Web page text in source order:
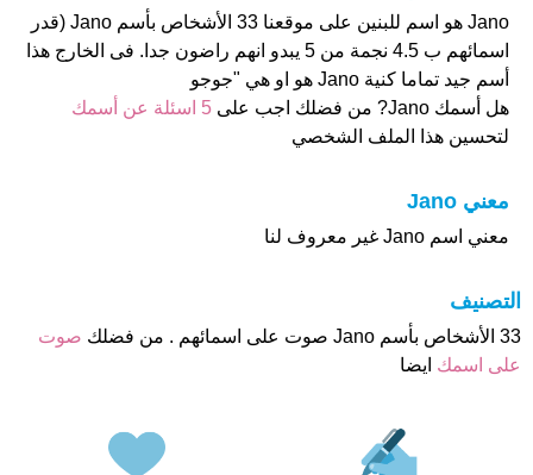
Jano هو اسم للبنين على موقعنا 33 الأشخاص بأسم Jano (قدر
اسمائهم ب 4.5 نجمة من 5 يبدو انهم راضون جدا. فى الخارج هذا
أسم جيد تماما كنية Jano هو او هي "جوجو
هل أسمك Jano? من فضلك اجب على
5 اسئلة عن أسمك
لتحسين هذا الملف الشخصي
معني Jano
معني اسم Jano غير معروف لنا
التصنيف
33 الأشخاص بأسم Jano صوت على اسمائهم . من فضلك
صوت
على اسمك ايضا